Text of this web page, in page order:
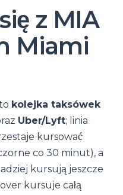
z MIA
Miami
kolejka taksówek
Uber/Lyft; linia
kursować
co 30 minut), a
kursują jeszcze
kursuje całą